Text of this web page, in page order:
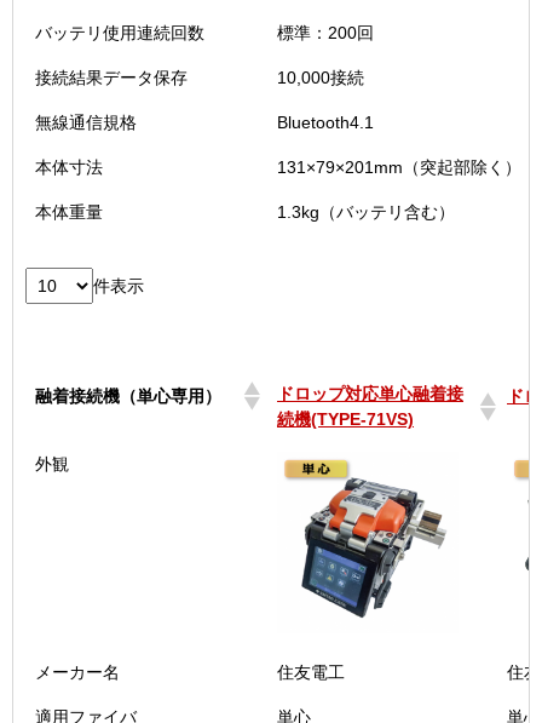
バッテリ使用連続回数 標準：200回
接続結果データ保存 10,000接続
無線通信規格 Bluetooth4.1
本体寸法 131×79×201mm（突起部除く）
本体重量 1.3kg（バッテリ含む）
件表示
融着接続機（単心専用）
ドロップ対応単心融着接
続機(TYPE-71VS)
ド
融着接続機（単心専用）
ドロップ対応単心融着接
続機(TYPE-71VS)
ド
外観
メーカー名 住友電工 住
適用ファイバ 単心 単心